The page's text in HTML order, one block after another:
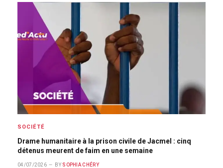
SOCIÉTÉ
Drame humanitaire à la prison civile de Jacmel : cinq
détenus meurent de faim en une semaine
04/07/2026 BY SOPHIA CHÉRY